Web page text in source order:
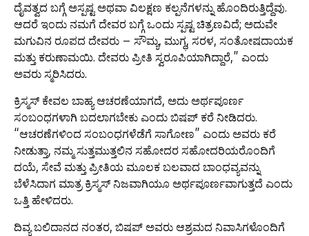
ದೈವತ್ವದ ಬಗ್ಗೆ ಅಸ್ಪಷ್ಟ ಅಥವಾ ವಿಲಕ್ಷಣ ಕಲ್ಪನೆಗಳನ್ನು ಹೊಂದಿರುತ್ತಿದ್ದೆವು.
ಆದರೆ ಇಂದು ನಮಗೆ ದೇವರ ಬಗ್ಗೆ ಒಂದು ಸ್ಪಷ್ಟ ಚಿತ್ರಣವಿದೆ; ಅದುವೇ
ಮಗುವಿನ ರೂಪದ ದೇವರು – ಸೌಮ್ಯ, ಮುಗ್ಧ, ಸರಳ, ಸಂತೋಷದಾಯಕ
ಮತ್ತು ಕರುಣಾಮಯಿ. ದೇವರು ಪ್ರೀತಿ ಸ್ವರೂಪಿಯಾಗಿದ್ದಾರೆ,” ಎಂದು
ಅವರು ಸ್ಮರಿಸಿದರು.
ಕ್ರಿಸ್ಮಸ್ ಕೇವಲ ಬಾಹ್ಯ ಆಚರಣೆಯಾಗದೆ, ಅದು ಅರ್ಥಪೂರ್ಣ
ಸಂಬಂಧಗಳಾಗಿ ಬದಲಾಗಬೇಕು ಎಂದು ಬಿಷಪ್ ಕರೆ ನೀಡಿದರು.
“ಆಚರಣೆಗಳಿಂದ ಸಂಬಂಧಗಳೆಡೆಗೆ ಸಾಗೋಣ” ಎಂದು ಅವರು ಕರೆ
ನೀಡುತ್ತಾ, ನಮ್ಮ ಸುತ್ತಮುತ್ತಲಿನ ಸಹೋದರ ಸಹೋದರಿಯರೊಂದಿಗೆ
ದಯೆ, ಸೇವೆ ಮತ್ತು ಪ್ರೀತಿಯ ಮೂಲಕ ಬಲವಾದ ಬಾಂಧವ್ಯವನ್ನು
ಬೆಳೆಸಿದಾಗ ಮಾತ್ರ ಕ್ರಿಸ್ಮಸ್ ನಿಜವಾಗಿಯೂ ಅರ್ಥಪೂರ್ಣವಾಗುತ್ತದೆ ಎಂದು
ಒತ್ತಿ ಹೇಳಿದರು.
ದಿವ್ಯ ಬಲಿದಾನದ ನಂತರ, ಬಿಷಪ್ ಅವರು ಆಶ್ರಮದ ನಿವಾಸಿಗಳೊಂದಿಗೆ